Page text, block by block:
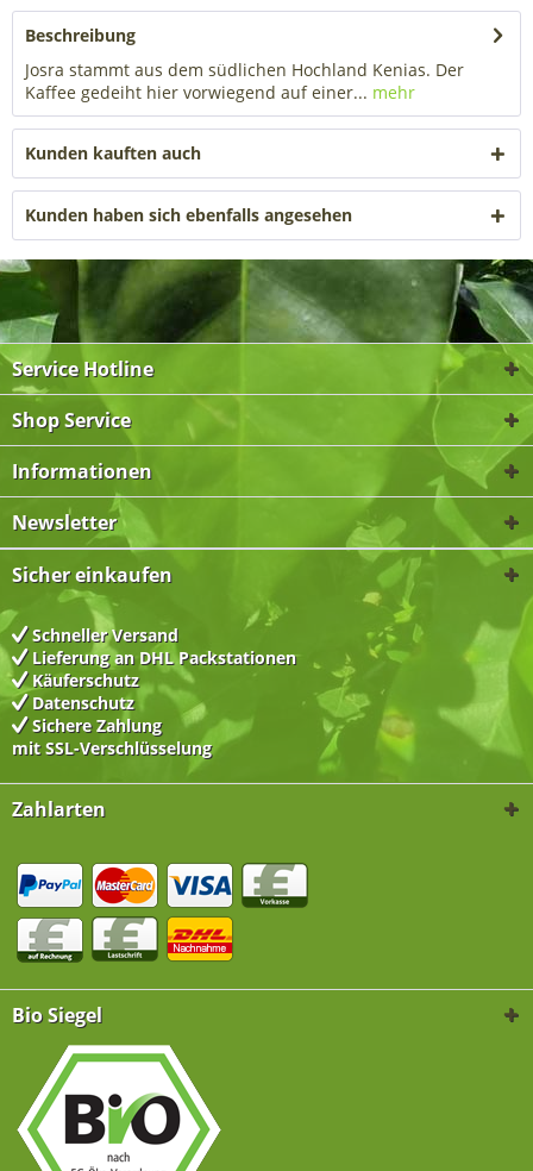
Beschreibung
Josra stammt aus dem südlichen Hochland Kenias. Der
Kaffee gedeiht hier vorwiegend auf einer... mehr
Kunden kauften auch
Kunden haben sich ebenfalls angesehen
Service Hotline
Shop Service
Informationen
Newsletter
Sicher einkaufen
Schneller Versand
Lieferung an DHL Packstationen
Käuferschutz
Datenschutz
Sichere Zahlung
mit SSL-Verschlüsselung
Zahlarten
Bio Siegel